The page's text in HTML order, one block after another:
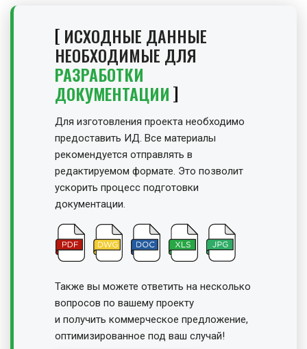
ИСХОДНЫЕ ДАННЫЕ
НЕОБХОДИМЫЕ ДЛЯ
РАЗРАБОТКИ
ДОКУМЕНТАЦИИ
Для изготовления проекта необходимо
предоставить ИД. Все материалы
рекомендуется отправлять в
редактируемом формате. Это позволит
ускорить процесс подготовки
документации.
Также вы можете ответить на несколько
вопросов по вашему проекту
и получить коммерческое предложение,
оптимизированное под ваш случай!